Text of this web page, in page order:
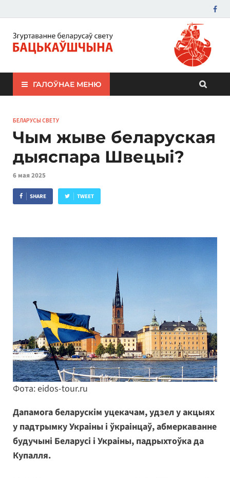
ЗБС "Бацькаўшчына"
ГАЛОЎНАЕ МЕНЮ
БЕЛАРУСЫ СВЕТУ
Чым жыве беларуская
дыяспара Швецыі?
6 мая 2025
SHARE TWEET
Фота: eidos-tour.ru
Дапамога беларускім уцекачам, удзел у акцыях
у падтрымку Украіны і ўкраінцаў, абмеркаванне
будучыні Беларусі і Украіны, падрыхтоўка да
Купалля.